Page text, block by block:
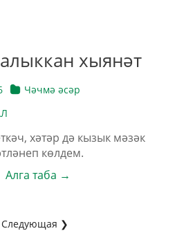
хыянәт
Чәчмә әсәр
хәтәр дә кызык мәзәк
көлдем.
Алга таба →
Следующая ❯